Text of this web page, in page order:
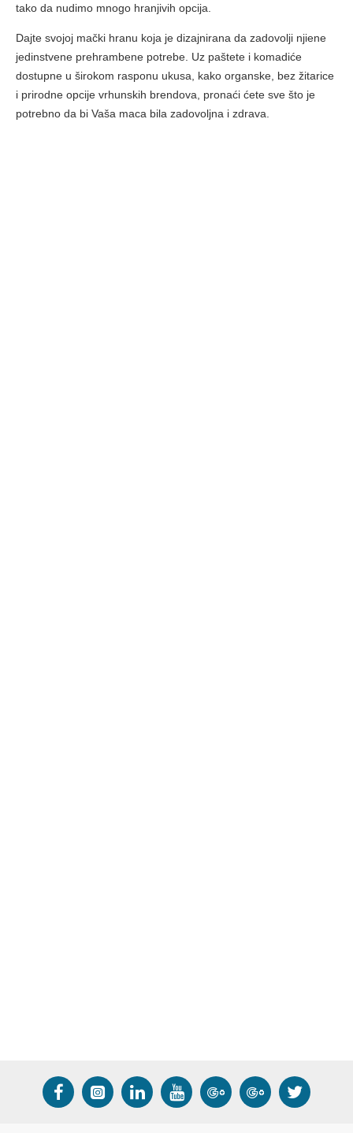
tako da nudimo mnogo hranjivih opcija.
Dajte svojoj mački hranu koja je dizajnirana da zadovolji njiene
jedinstvene prehrambene potrebe. Uz paštete i komadiće
dostupne u širokom rasponu ukusa, kako organske, bez žitarice
i prirodne opcije vrhunskih brendova, pronaći ćete sve što je
potrebno da bi Vaša maca bila zadovoljna i zdrava.